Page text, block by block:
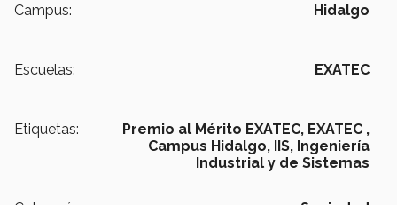
Campus: Hidalgo
Escuelas: EXATEC
Etiquetas: Premio al Mérito EXATEC, EXATEC ,
Campus Hidalgo, IIS, Ingeniería
Industrial y de Sistemas